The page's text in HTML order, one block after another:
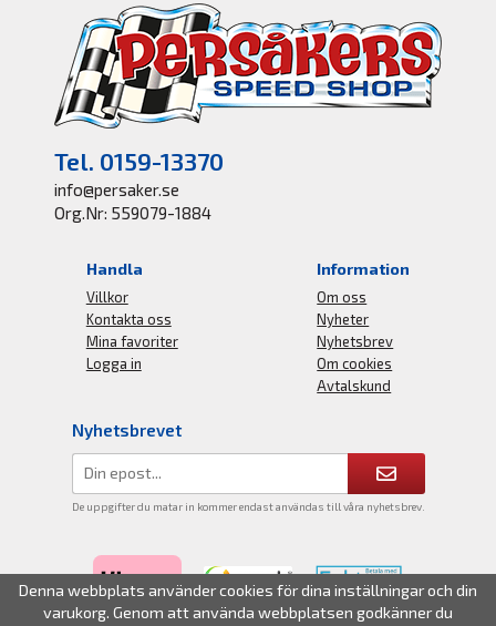
Tel. 0159-13370
info@persaker.se
Org.Nr: 559079-1884
Handla
Villkor
Kontakta oss
Mina favoriter
Logga in
Information
Om oss
Nyheter
Nyhetsbrev
Om cookies
Avtalskund
Nyhetsbrevet
De uppgifter du matar in kommer endast användas till våra nyhetsbrev.
Denna webbplats använder cookies för dina inställningar och din
varukorg. Genom att använda webbplatsen godkänner du